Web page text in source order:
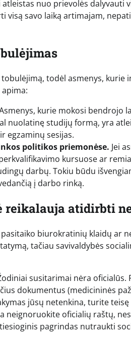
nuo prievolės dalyvauti
visą savo laiką artimajam,
todėl asmenys, kurie
kurie mokosi bendrojo
nuolatinę studijų formą, yra
egzaminų sesijas.
politikos priemonėse. Jei
kursuose ar
darbų. Tokiu būdu
į darbo rinką.
reikalauja atidirbti
biurokratinių klaidų ar
tačiau savivaldybės
susitarimai nėra
dokumentus (medicininės
jūsų netenkina, turite
neignoruokite oficialių raštų,
pagrindas nutraukti